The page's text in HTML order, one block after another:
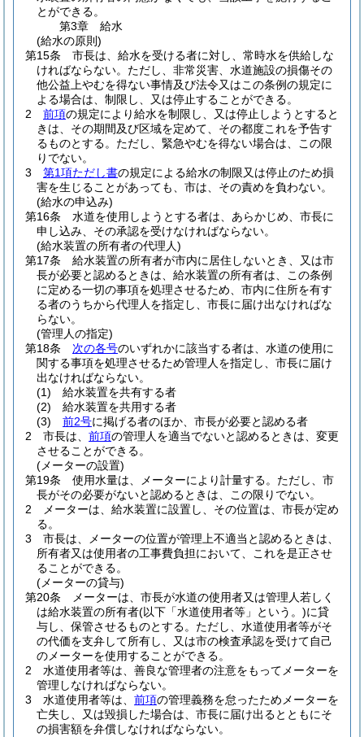
とができる。
第3章
給水
(給水の原則)
第15条
市長は、給水を受ける者に対し、常時水を供給しな
ければならない。 ただし、非常災害、水道施設の損傷その
他公益上やむを得ない事情及び法令又はこの条例の規定に
よる場合は、制限し、又は停止することができる。
2
前項の規定により給水を制限し、又は停止しようとすると
きは、その期間及び区域を定めて、その都度これを予告す
るものとする。 ただし、緊急やむを得ない場合は、この限
りでない。
3
第1項ただし書の規定による給水の制限又は停止のため損
害を生じることがあっても、市は、その責めを負わない。
(給水の申込み)
第16条
水道を使用しようとする者は、あらかじめ、市長に
申し込み、その承認を受けなければならない。
(給水装置の所有者の代理人)
第17条
給水装置の所有者が市内に居住しないとき、又は市
長が必要と認めるときは、給水装置の所有者は、この条例
に定める一切の事項を処理させるため、市内に住所を有す
る者のうちから代理人を指定し、市長に届け出なければな
らない。
(管理人の指定)
第18条
次の各号のいずれかに該当する者は、水道の使用に
関する事項を処理させるため管理人を指定し、市長に届け
出なければならない。
(1)
給水装置を共有する者
(2)
給水装置を共用する者
(3)
前2号に掲げる者のほか、市長が必要と認める者
2
市長は、 前項の管理人を適当でないと認めるときは、変更
させることができる。
(メーターの設置)
第19条
使用水量は、メーターにより計量する。 ただし、市
長がその必要がないと認めるときは、この限りでない。
2
メーターは、給水装置に設置し、その位置は、市長が定め
る。
3
市長は、メーターの位置が管理上不適当と認めるときは、
所有者又は使用者の工事費負担において、これを是正させ
ることができる。
(メーターの貸与)
第20条
メーターは、市長が水道の使用者又は管理人若しく
は給水装置の所有者(以下「水道使用者等」という。)に貸
与し、保管させるものとする。 ただし、水道使用者等がそ
の代価を支弁して所有し、又は市の検査承認を受けて自己
のメーターを使用することができる。
2
水道使用者等は、善良な管理者の注意をもってメーターを
管理しなければならない。
3
水道使用者等は、 前項の管理義務を怠ったためメーターを
亡失し、又は毀損した場合は、市長に届け出るとともにそ
の損害額を弁償しなければならない。